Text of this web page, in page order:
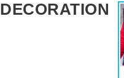
DECORATION